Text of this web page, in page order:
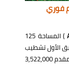
فوري
) المساحة 125
بلكونة بالطابق الأول تشطيب
الشركة إستلام فوري للبيع تقسيط على 12 سنة بمقدم 3,522,000